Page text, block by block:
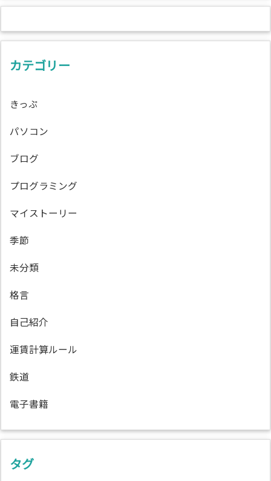
カテゴリー
きっぷ
パソコン
ブログ
プログラミング
マイストーリー
季節
未分類
格言
自己紹介
運賃計算ルール
鉄道
電子書籍
タグ